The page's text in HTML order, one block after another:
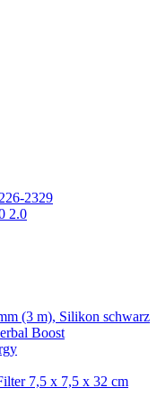
2329
2.0
(3 m), Silikon schwarz
Boost
7,5 x 7,5 x 32 cm